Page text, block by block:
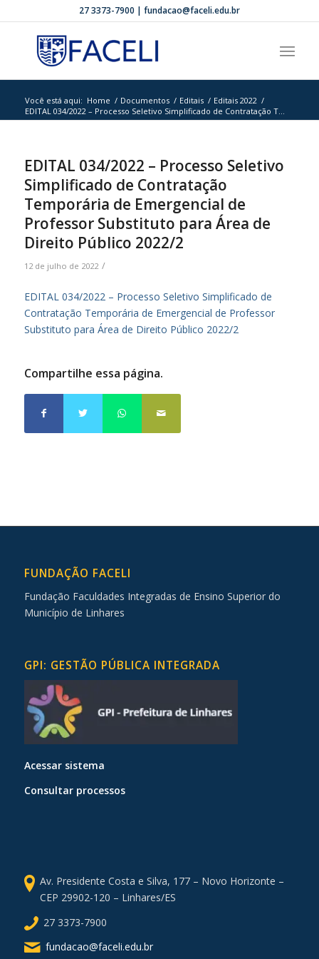
27 3373-7900 | fundacao@faceli.edu.br
Você está aqui: Home / Documentos / Editais / Editais 2022 /
EDITAL 034/2022 – Processo Seletivo Simplificado de Contratação T...
EDITAL 034/2022 – Processo Seletivo
Simplificado de Contratação
Temporária de Emergencial de
Professor Substituto para Área de
Direito Público 2022/2
12 de julho de 2022 /
EDITAL 034/2022 – Processo Seletivo Simplificado de
Contratação Temporária de Emergencial de Professor
Substituto para Área de Direito Público 2022/2
Compartilhe essa página.
FUNDAÇÃO FACELI
Fundação Faculdades Integradas de Ensino Superior do
Município de Linhares
GPI: GESTÃO PÚBLICA INTEGRADA
Acessar sistema
Consultar processos
Av. Presidente Costa e Silva, 177 – Novo Horizonte –
CEP 29902-120 – Linhares/ES
27 3373-7900
fundacao@faceli.edu.br